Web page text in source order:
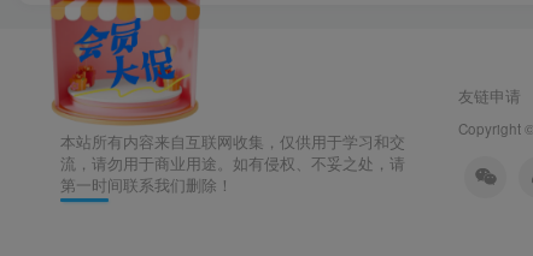
本站所有内容来自互联网收集，仅供用于学习和交
流，请勿用于商业用途。如有侵权、不妥之处，请
第一时间联系我们删除！
友链申请
Copyright